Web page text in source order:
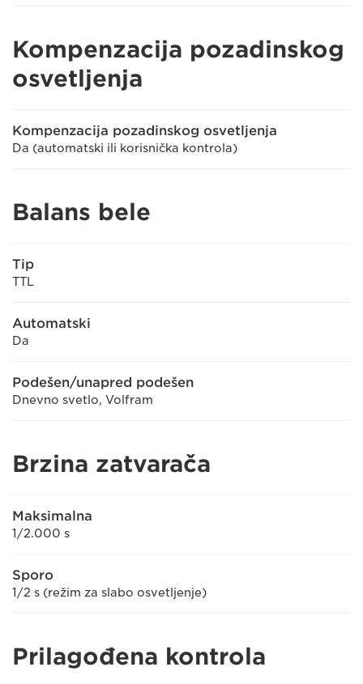
Kompenzacija pozadinskog
osvetljenja
Kompenzacija pozadinskog osvetljenja
Da (automatski ili korisnička kontrola)
Balans bele
Tip
TTL
Automatski
Da
Podešen/unapred podešen
Dnevno svetlo, Volfram
Brzina zatvarača
Maksimalna
1/2.000 s
Sporo
1/2 s (režim za slabo osvetljenje)
Prilagođena kontrola